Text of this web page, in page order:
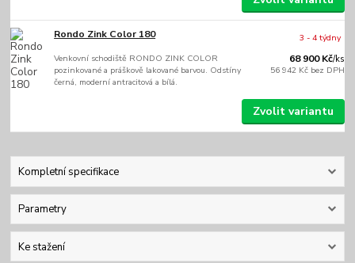
Rondo Zink Color 180
Venkovní schodiště RONDO ZINK COLOR
pozinkované a práškově lakované barvou. Odstíny
černá, moderní antracitová a bílá.
68 900 Kč/ks
56 942 Kč bez DPH
3 - 4 týdny
Zvolit variantu
Kompletní specifikace
Parametry
Ke stažení